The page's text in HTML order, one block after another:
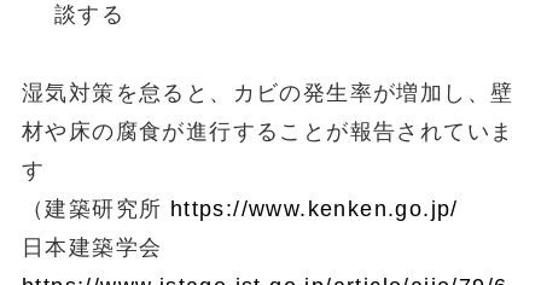
談する
湿気対策を怠ると、カビの発生率が増加し、壁
材や床の腐食が進行することが報告されていま
す
（建築研究所 https://www.kenken.go.jp/
日本建築学会